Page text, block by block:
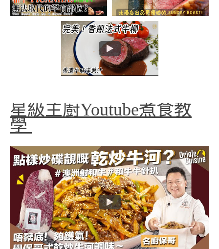
星級主廚Youtube煮食教
學